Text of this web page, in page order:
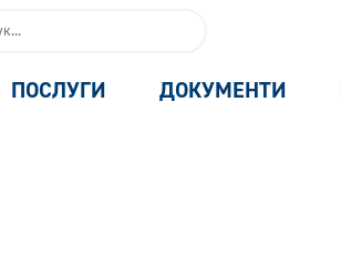
ПОСЛУГИ ДОКУМЕНТИ